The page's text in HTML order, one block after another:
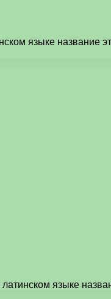
языке название
языке